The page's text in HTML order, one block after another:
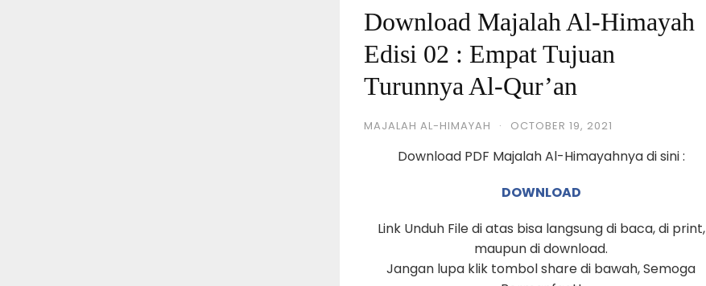
Download Majalah Al-Himayah
Edisi 02 : Empat Tujuan
Turunnya Al-Qur’an
MAJALAH AL-HIMAYAH · OCTOBER 19, 2021
Download PDF Majalah Al-Himayahnya di sini :
DOWNLOAD
Link Unduh File di atas bisa langsung di baca, di print,
maupun di download.
Jangan lupa klik tombol share di bawah, Semoga